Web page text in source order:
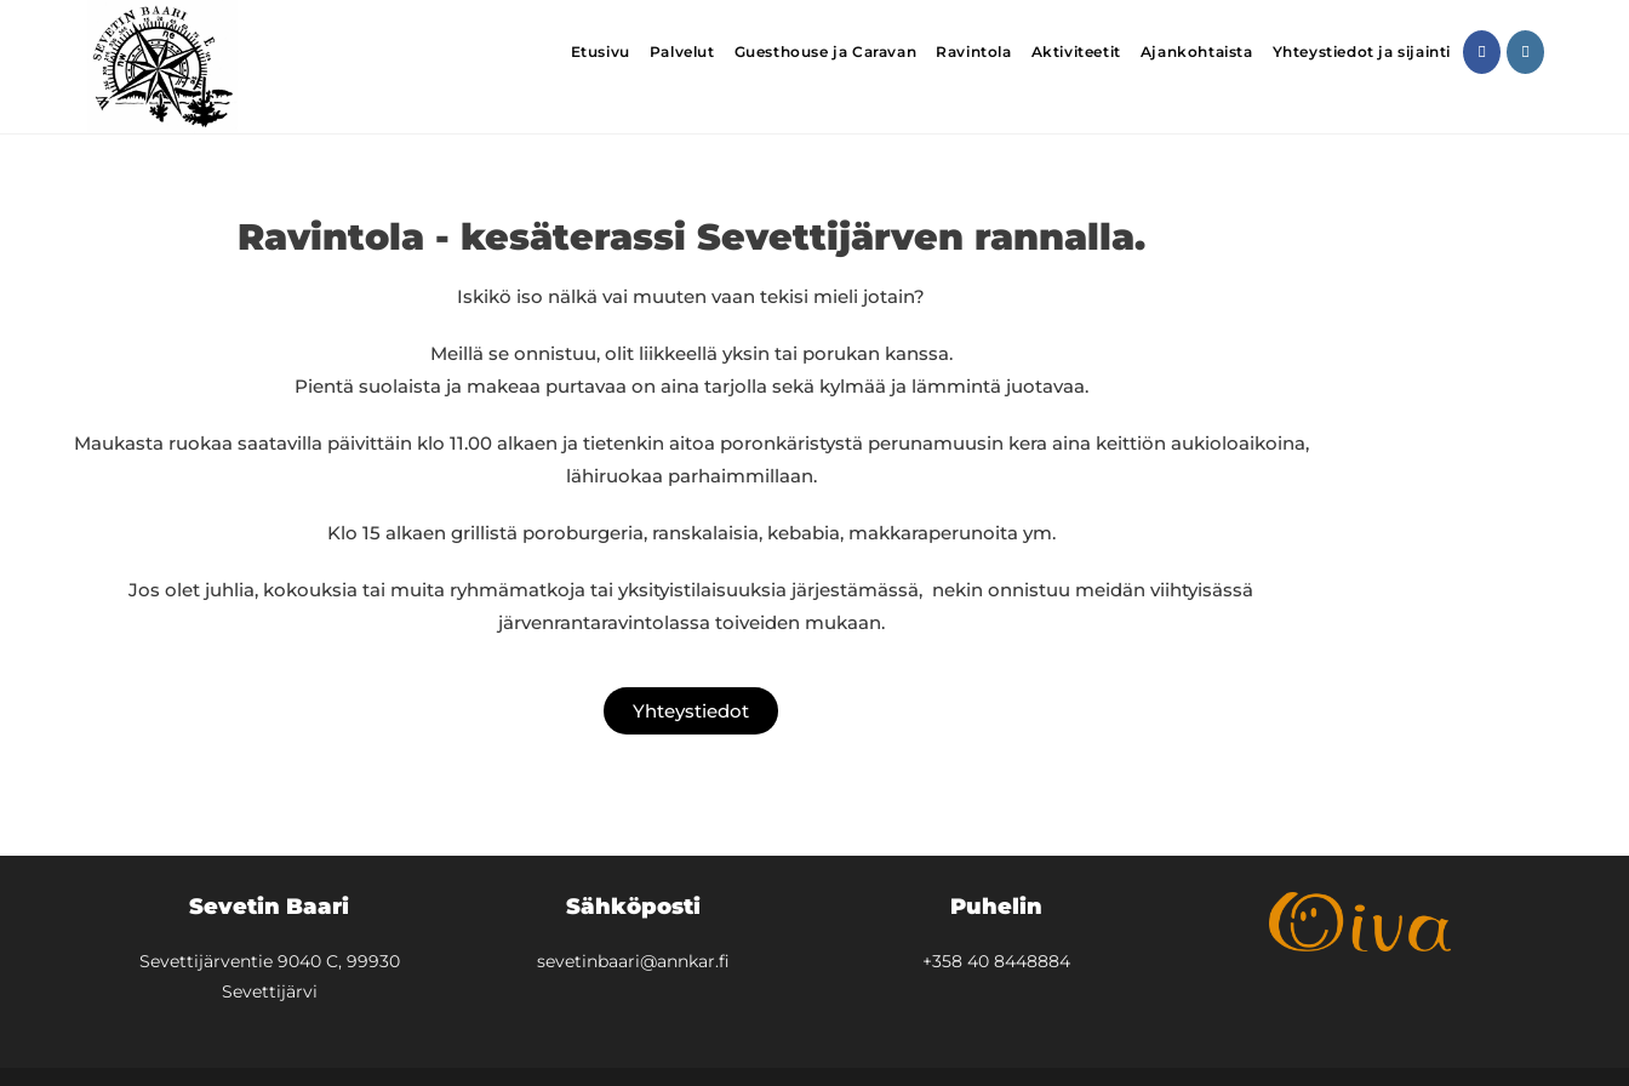
Etusivu Palvelut Guesthouse ja Caravan Ravintola Aktiviteetit Ajankohtaista Yhteystiedot ja sijainti
Ravintola - kesäterassi Sevettijärven rannalla.
Iskikö iso nälkä vai muuten vaan tekisi mieli jotain?
Meillä se onnistuu, olit liikkeellä yksin tai porukan kanssa.
Pientä suolaista ja makeaa purtavaa on aina tarjolla sekä kylmää ja lämmintä juotavaa.
Maukasta ruokaa saatavilla päivittäin klo 11.00 alkaen ja tietenkin aitoa poronkäristystä perunamuusin kera aina keittiön aukioloaikoina,
lähiruokaa parhaimmillaan.
Klo 15 alkaen grillistä poroburgeria, ranskalaisia, kebabia, makkaraperunoita ym.
Jos olet juhlia, kokouksia tai muita ryhmämatkoja tai yksityistilaisuuksia järjestämässä, nekin onnistuu meidän viihtyisässä
järvenrantaravintolassa toiveiden mukaan.
Yhteystiedot
Sevetin Baari
Sevettijärventie 9040 C, 99930
Sevettijärvi
Sähköposti
sevetinbaari@annkar.fi
Puhelin
+358 40 8448884